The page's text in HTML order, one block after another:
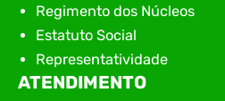
Regimento dos Núcleos
Estatuto Social
Representatividade
ATENDIMENTO